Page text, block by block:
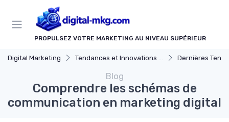
PROPULSEZ VOTRE MARKETING AU NIVEAU SUPÉRIEUR
Digital Marketing Tendances et Innovations marketing digital Dernières Tendances en
Blog
Comprendre les schémas de
communication en marketing digital
Panneau de gestion des cookies